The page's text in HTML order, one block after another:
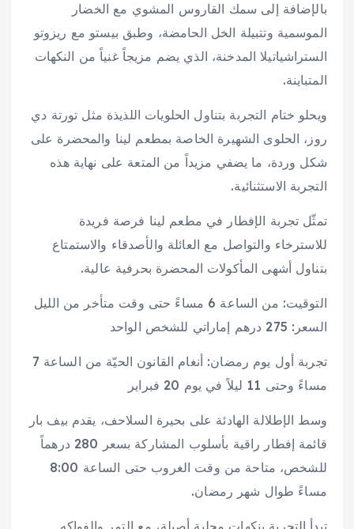
بالإضافة إلى سمك القاروس المشوي مع الخضار
الموسمية وتتبيلة الخل الحامضة، وطبق بيستو مع ريزوتو
الستراشياتيلا المدخنة، الذي يضم مزيجاً غنياً من النكهات
المتباينة.
ويحلو ختام التجربة بتناول الحلويات اللذيذة مثل تورتة دي
روز، الحلوى الشهيرة الخاصة بمطعم لينا والمحضرة على
شكل وردة، ما يضفي مزيداً من المتعة على نهاية هذه
التجربة الاستثنائية.
تمثّل تجربة الإفطار في مطعم لينا فرصة فريدة
للاسترخاء والتواصل مع العائلة والأصدقاء والاستمتاع
بتناول أشهى المأكولات المحضرة بحرفية عالية.
التوقيت: من الساعة 6 مساءً حتى وقت متأخر من الليل
السعر: 275 درهم إماراتي للشخص الواحد
تجربة أول يوم رمضان: أنغام القانون الحيّة من الساعة 7
مساءً وحتى 11 ليلاً في يوم 20 فبراير
وسط الإطلالة الهادئة على بحيرة السلاحف، يقدم بيف بار
قائمة إفطار راقية بأسلوب المشاركة بسعر 280 درهماً
للشخص، متاحة من وقت الغروب حتى الساعة 8:00
مساءً طوال شهر رمضان.